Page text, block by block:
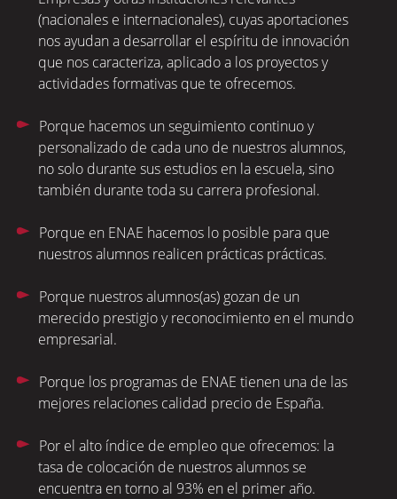
(nacionales e internacionales), cuyas aportaciones
nos ayudan a desarrollar el espíritu de innovación
que nos caracteriza, aplicado a los proyectos y
actividades formativas que te ofrecemos.
Porque hacemos un seguimiento continuo y
personalizado de cada uno de nuestros alumnos,
no solo durante sus estudios en la escuela, sino
también durante toda su carrera profesional.
Porque en ENAE hacemos lo posible para que
nuestros alumnos realicen prácticas prácticas.
Porque nuestros alumnos(as) gozan de un
merecido prestigio y reconocimiento en el mundo
empresarial.
Porque los programas de ENAE tienen una de las
mejores relaciones calidad precio de España.
Por el alto índice de empleo que ofrecemos: la
tasa de colocación de nuestros alumnos se
encuentra en torno al 93% en el primer año.